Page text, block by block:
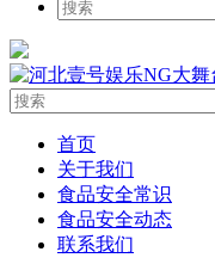
首页
关于我们
食品安全常识
食品安全动态
联系我们